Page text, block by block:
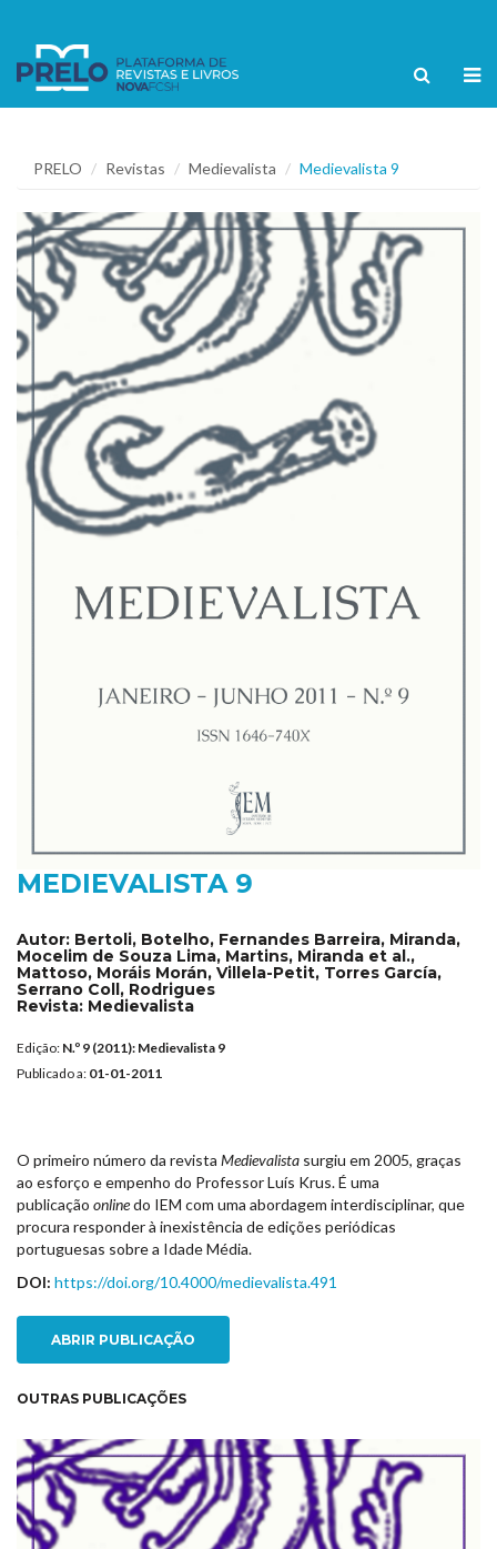
PRELO Revistas Medievalista Medievalista 9
MEDIEVALISTA 9
Autor: Bertoli, Botelho, Fernandes Barreira, Miranda,
Mocelim de Souza Lima, Martins, Miranda et al.,
Mattoso, Moráis Morán, Villela-Petit, Torres García,
Serrano Coll, Rodrigues
Revista: Medievalista
Edição: N.º 9 (2011): Medievalista 9
Publicado a: 01-01-2011
O primeiro número da revista Medievalista surgiu em 2005, graças
ao esforço e empenho do Professor Luís Krus. É uma
publicação onlinedo IEM com uma abordagem interdisciplinar, que
procura responder à inexistência de edições periódicas
portuguesas sobre a Idade Média.
DOI: https://doi.org/10.4000/medievalista.491
ABRIR PUBLICAÇÃO
OUTRAS PUBLICAÇÕES
NEW